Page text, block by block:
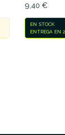
9,40 €
EN STOCK
ENTREGA EN